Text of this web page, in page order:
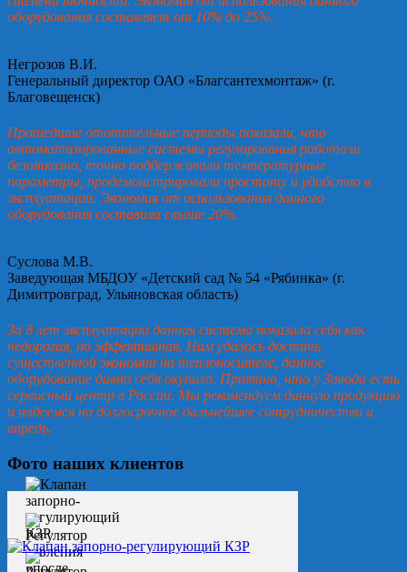
оборудования составляет от 10% до 25%.
Негрозов В.И.
Генеральный директор ОАО «Благсантехмонтаж» (г.
Благовещенск)
Прошедшие отопительные периоды показали, что
автоматизированные системы регулирования работали
безотказно, точно поддерживали температурные
параметры, продемонстрировали простоту и удобство в
эксплуатации. Экономия от использования данного
оборудования составила свыше 20%.
Суслова М.В.
Заведующая МБДОУ «Детский сад № 54 «Рябинка» (г.
Димитровград, Ульяновская область)
За 8 лет эксплуатации данная система показала себя как
недорогая, но эффективная. Нам удалось достичь
существенной экономии на теплоносителе, данное
оборудование давно себя окупило. Приятно, что у Завода есть
сервисный центр в России. Мы рекомендуем данную продукцию
и надеемся на долгосрочное дальнейшее сотрудничество и
впредь.
Фото наших клиентов